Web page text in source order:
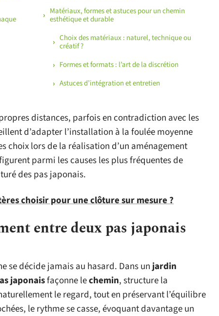
Matériaux, formes et astuces pour un chemin
esthétique et durable
Choix des matériaux : naturel, technique ou
créatif ?
Formes et formats : l’art de la discrétion
Astuces d’intégration et entretien
distances, parfois en contradiction avec les
d’adapter l’installation à la foulée moyenne
choix lors de la réalisation d’un aménagement
parmi les causes les plus fréquentes de
des pas japonais.
choisir pour une clôture sur mesure ?
entre deux pas japonais
se décide jamais au hasard. Dans unjardin
japonaisfaçonne lechemin, structure la
le regard, tout en préservant l’équilibre
le rythme se casse, évoquant davantage un